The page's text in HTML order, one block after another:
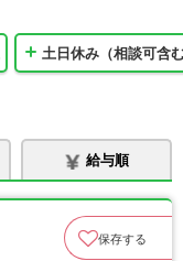
土日休み（相談可含
給与順
保存する